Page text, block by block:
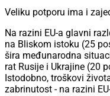
Veliku potporu ima i
Na razini EU-a glavni
na Bliskom istoku (25
šira međunarodna
rat Rusije i Ukrajine (20
Istodobno, troškovi
zabrinutost - na razini